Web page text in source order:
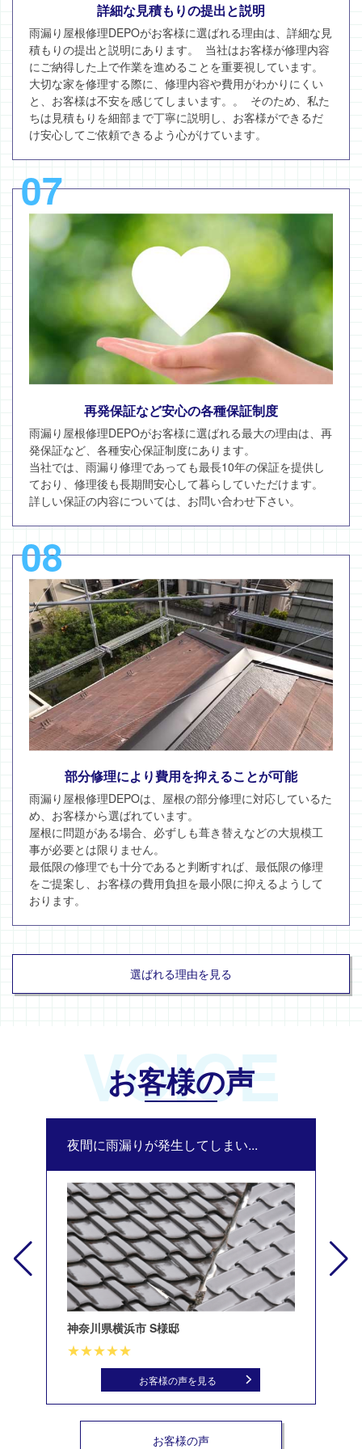
詳細な見積もりの提出と説明
雨漏り屋根修理DEPOがお客様に選ばれる理由は、詳細な見
積もりの提出と説明にあります。 当社はお客様が修理内容
にご納得した上で作業を進めることを重要視しています。
大切な家を修理する際に、修理内容や費用がわかりにくい
と、お客様は不安を感じてしまいます。。 そのため、私た
ちは見積もりを細部まで丁寧に説明し、お客様ができるだ
け安心してご依頼できるよう心がけています。
07
再発保証など安心の各種保証制度
雨漏り屋根修理DEPOがお客様に選ばれる最大の理由は、再
発保証など、各種安心保証制度にあります。
当社では、雨漏り修理であっても最長10年の保証を提供し
ており、修理後も長期間安心して暮らしていただけます。
詳しい保証の内容については、お問い合わせ下さい。
08
部分修理により費用を抑えることが可能
雨漏り屋根修理DEPOは、屋根の部分修理に対応しているた
め、お客様から選ばれています。
屋根に問題がある場合、必ずしも葺き替えなどの大規模工
事が必要とは限りません。
最低限の修理でも十分であると判断すれば、最低限の修理
をご提案し、お客様の費用負担を最小限に抑えるようして
おります。
選ばれる理由を見る
VOICE
お客様の声
夜間に雨漏りが発生してしまい...
神奈川県横浜市 S様邸
お客様の声を見る
お客様の声